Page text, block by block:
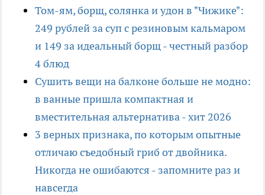
Том-ям, борщ, солянка и удон в "Чижике":
249 рублей за суп с резиновым кальмаром
и 149 за идеальный борщ - честный разбор
4 блюд
Сушить вещи на балконе больше не модно:
в ванные пришла компактная и
вместительная альтернатива - хит 2026
3 верных признака, по которым опытные
отличаю съедобный гриб от двойника.
Никогда не ошибаются - запомните раз и
навсегда